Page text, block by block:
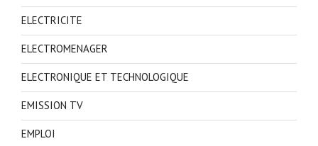
ELECTRICITE
ELECTROMENAGER
ELECTRONIQUE ET TECHNOLOGIQUE
EMISSION TV
EMPLOI